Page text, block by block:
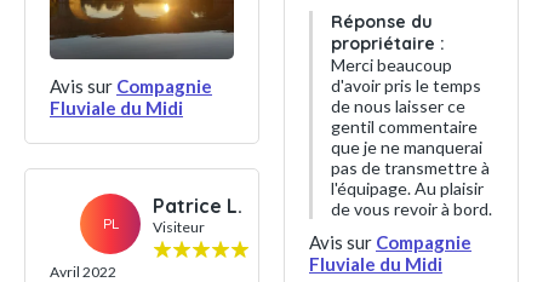
Avis sur Compagnie
Fluviale du Midi
PL
Patrice L.
Visiteur
Avril 2022
Réponse du
propriétaire :
Merci beaucoup
d'avoir pris le temps
de nous laisser ce
gentil commentaire
que je ne manquerai
pas de transmettre à
l'équipage. Au plaisir
de vous revoir à bord.
Avis sur Compagnie
Fluviale du Midi